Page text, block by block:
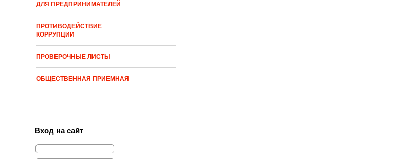
ДЛЯ ПРЕДПРИНИМАТЕЛЕЙ
ПРОТИВОДЕЙСТВИЕ
КОРРУПЦИИ
ПРОВЕРОЧНЫЕ ЛИСТЫ
ОБЩЕСТВЕННАЯ ПРИЕМНАЯ
Вход на сайт